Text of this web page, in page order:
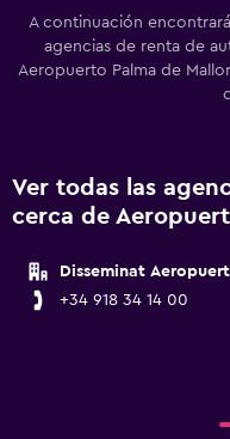
A continuación
agencias de renta de
Aeropuerto Palma de
Ver todas las
cerca de
Disseminat
+34 918 34 14 00